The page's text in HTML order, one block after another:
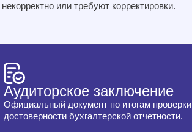
некорректно или требуют корректировки.
Аудиторское заключение
Официальный документ по итогам проверки
достоверности бухгалтерской отчетности.